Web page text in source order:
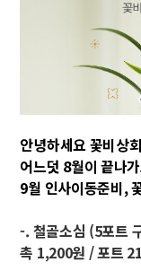
안녕하세요 꽃비상
어느덧 8월이 끝나
9월 인사이동준비,
-. 철골소심 (5포트
촉 1,200원 / 포트